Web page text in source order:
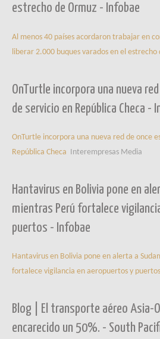
estrecho de Ormuz - Infobae
Al menos 40 países acordaron trabajar en
liberar 2.000 buques varados en el estrecho
OnTurtle incorpora una nueva
de servicio en República Checa -
OnTurtle incorpora una nueva red de once
República Checa
Interempresas Media
Hantavirus en Bolivia pone en
mientras Perú fortalece
puertos - Infobae
Hantavirus en Bolivia pone en alerta a
fortalece vigilancia en aeropuertos y puertos
Blog | El transporte aéreo Asia-
encarecido un 50%. - South